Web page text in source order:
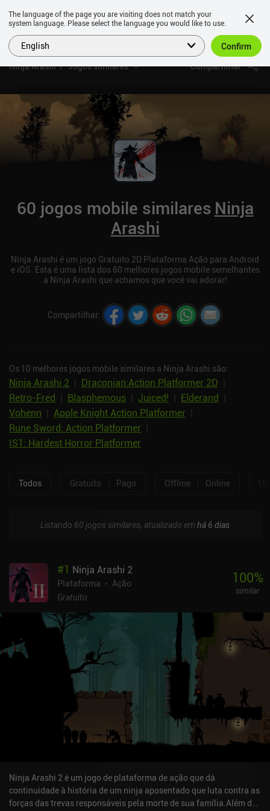
Ninja Arashi Jogos similares Compartilhar
60 jogos mobile similares Ninja
Arashi
Ninja Arashi é um jogo Gratuito 2D Plataforma Ação para Android
e iOS. Esta é uma lista dos 60 melhores jogos mobile semelhantes
a Ninja Arashi que achamos que você vai adorar!
Compartilhar:
Os 10 melhores jogos mobile similares a Ninja Arashi são:
Ninja Arashi 2 Draconian:Action Platformer 2D
Retro-Fred
Blasphemous Juiced! Elderand
Vohenn
Apple Knight Action Platformer
Rune Sword: Action Platformer
IS1: Hardest Horror Platformer
Todos Gratuito Pago Offline Online
Listando 60 jogos similares, atualizado em há 6 dias
#1 Ninja Arashi 2
Plataforma
Ação
Gratuito
100%
similar
Ninja Arashi 2 é um jogo de plataforma de ação que dá
continuidade à história de um ninja aposentado que luta contra as
forças das trevas responsáveis pela morte de sua família.Além da
The language of the page you are visiting does not match your
system language. Please select the language you would like to use.
English Confirm